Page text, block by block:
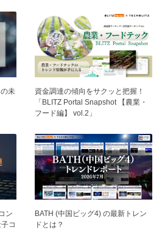
未
資⾦調達の傾向をサクッと把握！
「BLITZ Portal Snapshot 【農業・
フード編】 vol.2」
ン
コ
BATH (中国ビッグ4) の最新トレン
ドとは？